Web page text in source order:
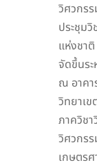
วิศวกรร
ประชุม
แห่งชา
จัดขึ้นร
ณ อาคา
วิทยาเ
ภาควิช
วิศวกร
เกษตร